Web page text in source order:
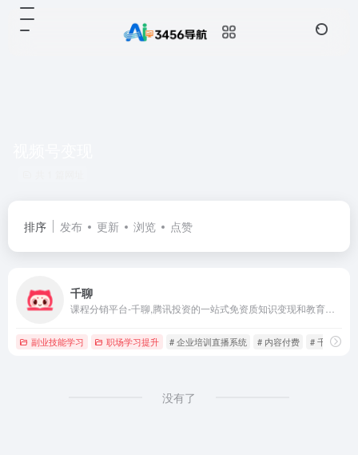
排序 发布 更新 浏览 点赞
千聊
副业技能学习 职场学习提升 # 企业培训直播系统 # 内容付费 # 千聊
没有了